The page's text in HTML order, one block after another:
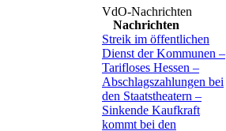
Nachrichten
Streik im öffentlichen
Dienst der Kommunen –
Tarifloses Hessen –
Abschlagszahlungen bei
den Staatstheatern –
Sinkende Kaufkraft
kommt bei den